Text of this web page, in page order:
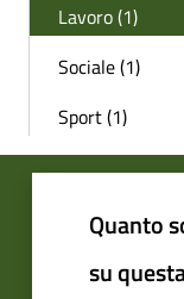
Lavoro (1)
Sociale (1)
Sport (1)
Quanto
su